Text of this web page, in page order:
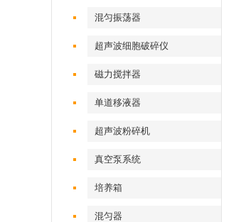
混匀振荡器
超声波细胞破碎仪
磁力搅拌器
单道移液器
超声波粉碎机
真空泵系统
培养箱
混匀器